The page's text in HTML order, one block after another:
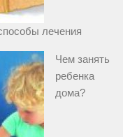
лечения
Чем занять
ребенка
дома?